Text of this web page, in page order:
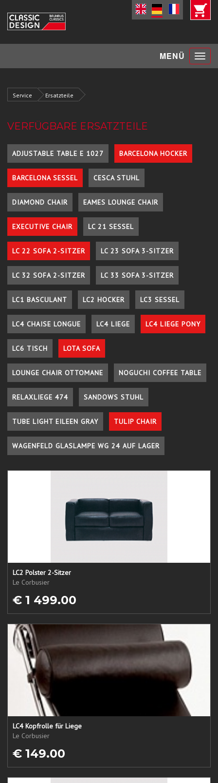
MENÜ Toggle
Service Ersatzteile
VERFÜGBARE ERSATZTEILE
ADJUSTABLE TABLE E 1027 BARCELONA HOCKER
BARCELONA SESSEL CESCA STUHL
DIAMOND CHAIR EAMES LOUNGE CHAIR
EXECUTIVE CHAIR LC 21 SESSEL
LC 22 SOFA 2-SITZER LC 23 SOFA 3-SITZER
LC 32 SOFA 2-SITZER LC 33 SOFA 3-SITZER
LC1 BASCULANT LC2 HOCKER LC3 SESSEL
LC4 CHAISE LONGUE LC4 LIEGE LC4 LIEGE PONY
LC6 TISCH LOTA SOFA
LOUNGE CHAIR OTTOMANE NOGUCHI COFFEE TABLE
RELAXLIEGE 474 SANDOWS STUHL
TUBE LIGHT EILEEN GRAY TULIP CHAIR
WAGENFELD GLASLAMPE WG 24 AUF LAGER
LC2 Polster 2-Sitzer
Le Corbusier
€ 1 499.00
LC4 Kopfrolle für Liege
Le Corbusier
€ 149.00